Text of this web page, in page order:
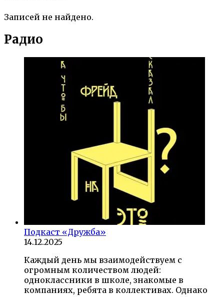
Записей не найдено.
Радио
Подкаст «Дружба»
14.12.2025
Каждый день мы взаимодействуем с
огромным количеством людей:
одноклассники в школе, знакомые в
компаниях, ребята в коллективах. Однако